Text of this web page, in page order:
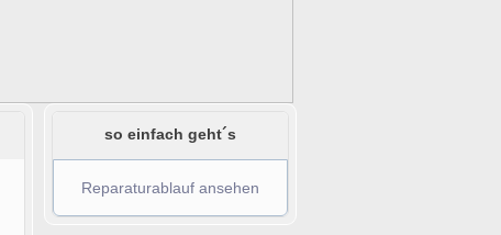
so einfach geht´s
Reparaturablauf ansehen